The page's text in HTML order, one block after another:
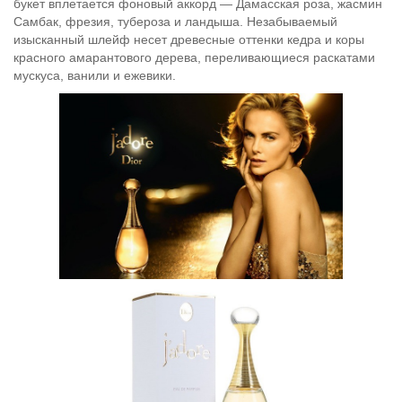
букет вплетается фоновый аккорд — Дамасская роза, жасмин
Самбак, фрезия, тубероза и ландыша. Незабываемый
изысканный шлейф несет древесные оттенки кедра и коры
красного амарантового дерева, переливающиеся раскатами
мускуса, ванили и ежевики.